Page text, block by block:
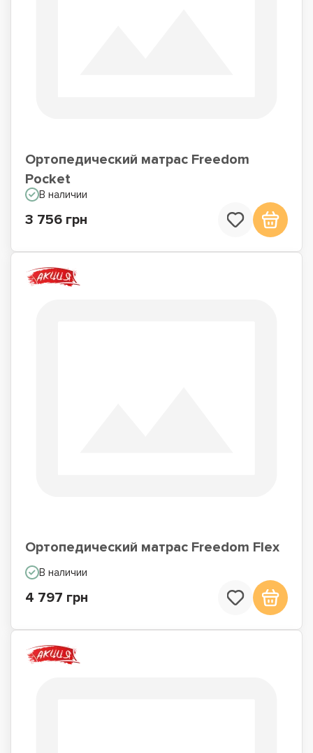
Ортопедический матрас Freedom
Pocket
В наличии
3 756 грн
Ортопедический матрас Freedom Flex
В наличии
4 797 грн